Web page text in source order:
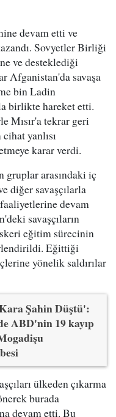
devam etti ve
Sovyetler Birliği
ve desteklediği
Afganistan'da savaşa
bin Ladin
birlikte hareket etti.
Mısır'a tekrar geri
yanlısı
karar verdi.
gruplar arasındaki iç
diğer savaşçılarla
devam
savaşçıların
eğitim sürecinin
Eğittiği
yönelik saldırılar
Şahin Düştü':
ABD'nin 19 kayıp
ülkeden çıkarma
burada
devam etti. Bu